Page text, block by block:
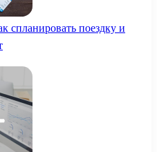
спланировать поездку и